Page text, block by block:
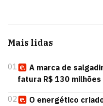
Mais lidas
01
A marca de
fatura R$ 130 milhões
02
O energético